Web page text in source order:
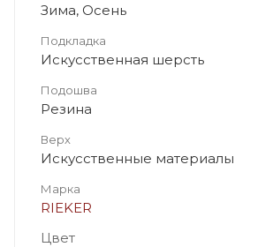
Зима, Осень
Подкладка
Искусственная шерсть
Подошва
Резина
Верх
Искусственные материалы
Марка
RIEKER
Цвет